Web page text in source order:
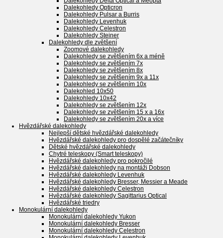
Dalekohledy Opticron
Dalekohledy Pulsar a Burris
Dalekohledy Levenhuk
Dalekohledy Celestron
Dalekohledy Steiner
Dalekohledy dle zvětšení
Zoomové dalekohledy
Dalekohledy se zvětšením 6x a méně
Dalekohledy se zvětšením 7x
Dalekohledy se zvětšením 8x
Dalekohledy se zvětšením 9x a 11x
Dalekohledy se zvětšením 10x
Dalekohled 10x50
Dalekohledy 10x42
Dalekohledy se zvětšením 12x
Dalekohledy se zvětšením 15 x a 16x
Dalekohledy se zvětšením 20x a více
Hvězdářské dalekohledy
Nejlepší dětské hvězdářské dalekohledy
Hvězdářské dalekohledy pro dospělé začátečníky
Dětské hvězdářské dalekohledy
Chytré teleskopy (Smart teleskopy)
Hvězdářské dalekohledy pro pokročilé
Hvězdářské dalekohledy na montáži Dobson
Hvězdářské dalekohledy Levenhuk
Hvězdářské dalekohledy Bresser, Messier a Meade
Hvězdářské dalekohledy Celestron
Hvězdářské dalekohledy Sagittarius Optical
Hvězdářské triedry
Monokulární dalekohledy
Monokulární dalekohledy Yukon
Monokulární dalekohledy Bresser
Monokulární dalekohledy Celestron